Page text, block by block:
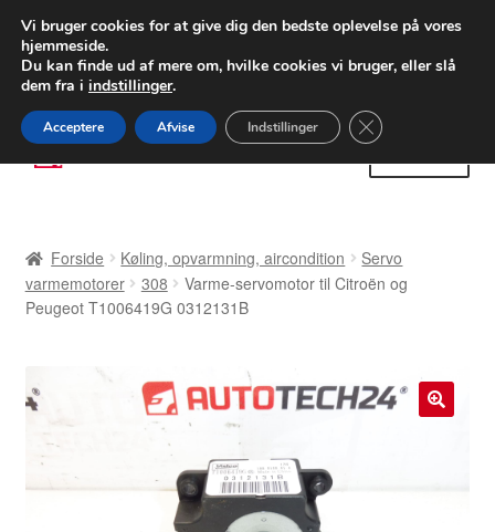
LEVERING fra 55 kr.
FEDEX verdensomspændende forsendelse
80 82 72 02
Spring
til
Spring
til
Betalinger
Klage
Klageprocedure
Forside Køling, opvarmning, aircondition
Servo
varmemotorer
308
Varme-servomotor til Citroën og
Peugeot T1006419G 0312131B
Vi bruger cookies for at give dig den bedste oplevelse på vores
hjemmeside.
Du kan finde ud af mere om, hvilke cookies vi bruger, eller slå
dem fra i indstillinger.
Acceptere Afvise Indstillinger Close GDPR